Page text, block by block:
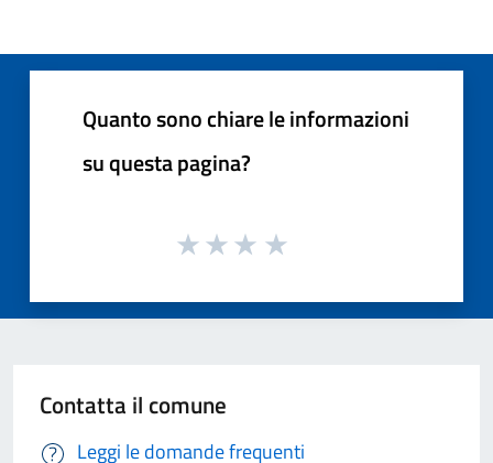
Quanto sono chiare le informazioni
su questa pagina?
Contatta il comune
Leggi le domande frequenti